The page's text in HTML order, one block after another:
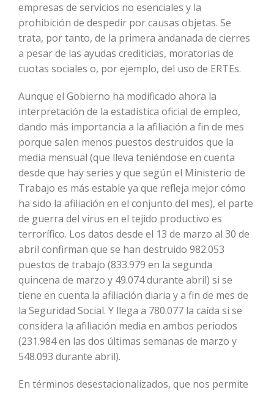
empresas de servicios no esenciales y la
prohibición de despedir por causas objetas. Se
trata, por tanto, de la primera andanada de cierres
a pesar de las ayudas crediticias, moratorias de
cuotas sociales o, por ejemplo, del uso de ERTEs.
Aunque el Gobierno ha modificado ahora la
interpretación de la estadística oficial de empleo,
dando más importancia a la afiliación a fin de mes
porque salen menos puestos destruidos que la
media mensual (que lleva teniéndose en cuenta
desde que hay series y que según el Ministerio de
Trabajo es más estable ya que refleja mejor cómo
ha sido la afiliación en el conjunto del mes), el parte
de guerra del virus en el tejido productivo es
terrorífico. Los datos desde el 13 de marzo al 30 de
abril confirman que se han destruido 982.053
puestos de trabajo (833.979 en la segunda
quincena de marzo y 49.074 durante abril) si se
tiene en cuenta la afiliación diaria y a fin de mes de
la Seguridad Social. Y llega a 780.077 la caída si se
considera la afiliación media en ambos periodos
(231.984 en las dos últimas semanas de marzo y
548.093 durante abril).
En términos desestacionalizados, que nos permite